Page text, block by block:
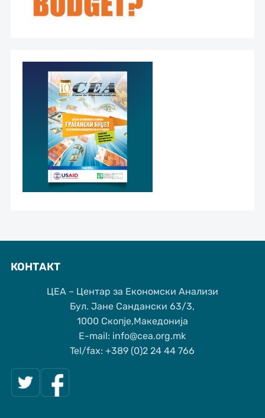
КОНТАКТ
ЦЕА – Центар за Економски Анализи
Бул. Јане Сандански 63/3,
1000 Скопје,Македонија
Е-mail: info@cea.org.mk
Tel/fax: +389 (0)2 24 44 766